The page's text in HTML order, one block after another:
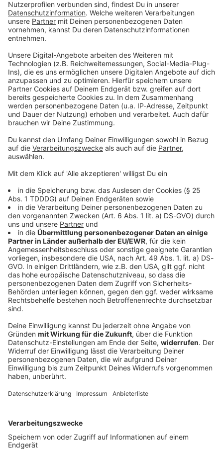
Du möchtest uns etwas sagen?
Studio Hotline
Kontaktformular
© dpa-infocom, dpa:260703-930-325699/1
DAS KÖNNTE DICH AUCH INTERESSIEREN
Bayern
Fünfte Jahreszeit in Straubing:
Gäubodenvolksfest gestartet
kollektiven Volksfestrausch. Um die 1,3 Millionen